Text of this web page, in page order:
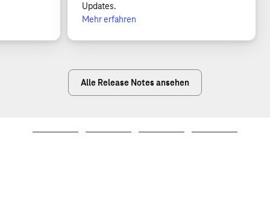
Updates.
Mehr erfahren
Alle Release Notes ansehen